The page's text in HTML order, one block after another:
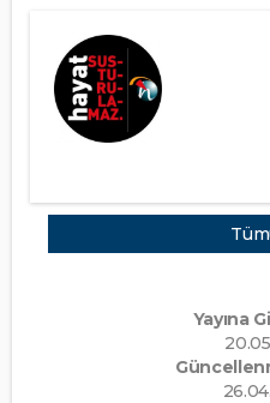
Yayına